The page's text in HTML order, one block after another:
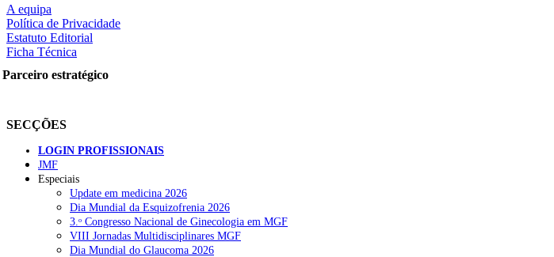
nas redes sociais:
RECENTES
A equipa
Política de Privacidade
Estatuto Editorial
Ficha Técnica
Parceiro estratégico
SECÇÕES
LOGIN PROFISSIONAIS
JMF
Especiais
Update em medicina 2026
Dia Mundial da Esquizofrenia 2026
3.ᵒ Congresso Nacional de Ginecologia em MGF
VIII Jornadas Multidisciplinares MGF
Dia Mundial do Glaucoma 2026